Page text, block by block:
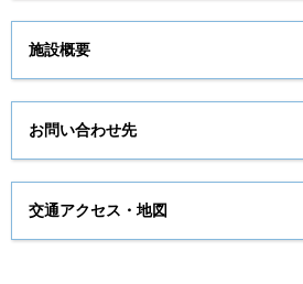
施設概要
お問い合わせ先
交通アクセス・地図